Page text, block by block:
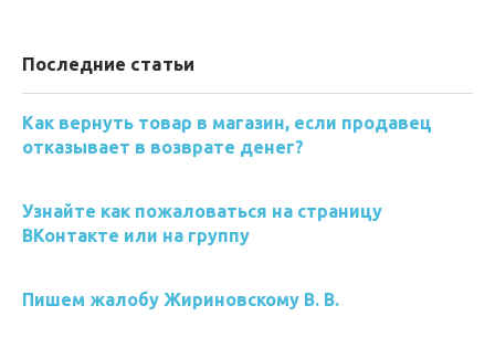
Последние статьи
Как вернуть товар в магазин, если продавец
отказывает в возврате денег?
Узнайте как пожаловаться на страницу
ВКонтакте или на группу
Пишем жалобу Жириновскому В. В.